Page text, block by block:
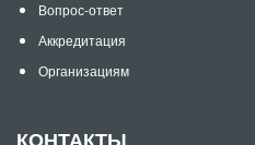
Вопрос-ответ
Аккредитация
Организациям